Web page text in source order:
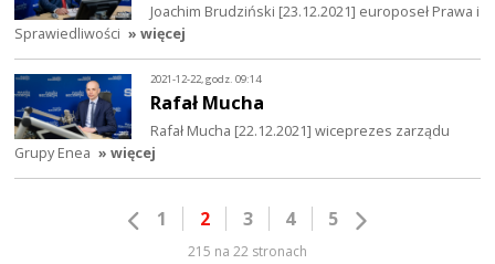
Joachim Brudziński [23.12.2021] europoseł Prawa i
Sprawiedliwości » więcej
2021-12-22, godz. 09:14
Rafał Mucha
Rafał Mucha [22.12.2021] wiceprezes zarządu
Grupy Enea » więcej
1 2 3 4 5
215 na 22 stronach